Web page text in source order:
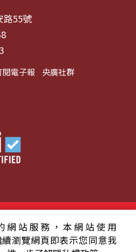
路55號
閱電子報 央廣社群
服務條款 隱私權條款
網站服務，本網站使用
瀏覽網頁即表示您同意我